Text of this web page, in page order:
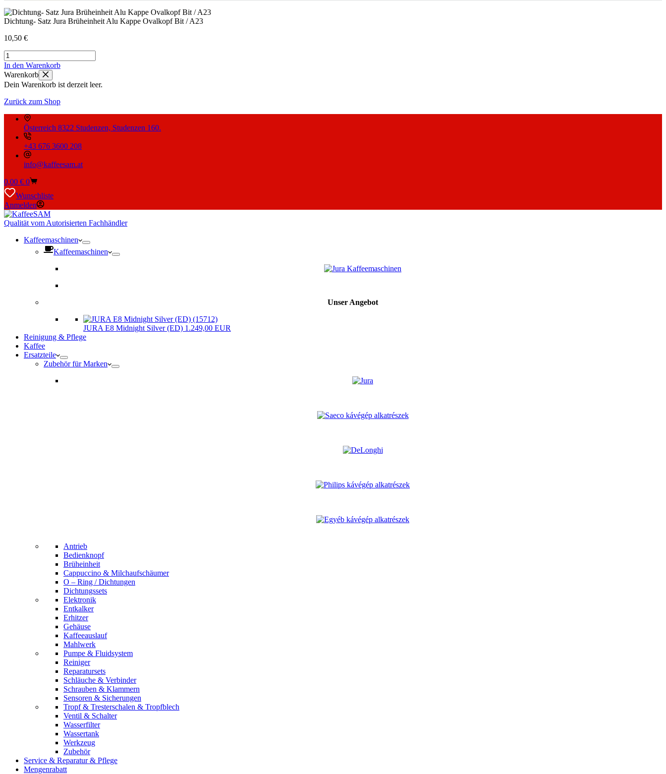
Dichtung- Satz Jura Brüheinheit Alu Kappe Ovalkopf Bit / A23
10,50 €
Dichtung-
Satz
Jura
Brüheinheit
Alu
Kappe
Ovalkopf
Bit
A23
In den Warenkorb
Warenkorb
Dein Warenkorb ist derzeit leer.
Zurück zum Shop
Österreich 8322 Studenzen, Studenzen 160.
+43 676 3600 208
info@kaffeesam.at
Warenkorb
0,00 € 0
Wunschliste
Anmelden
Qualität vom Autorisierten Fachhändler
Kaffeemaschinen
Kaffeemaschinen
Unser Angebot
JURA E8 Midnight Silver (ED) 1.249,00 EUR
Reinigung & Pflege
Kaffee
Ersatzteile
Zubehör für Marken
Antrieb
Bedienknopf
Brüheinheit
Cappuccino & Milchaufschäumer
O – Ring / Dichtungen
Dichtungssets
Elektronik
Entkalker
Erhitzer
Gehäuse
Kaffeeauslauf
Mahlwerk
Pumpe & Fluidsystem
Reiniger
Reparatursets
Schläuche & Verbinder
Schrauben & Klammern
Sensoren & Sicherungen
Tropf & Tresterschalen & Tropfblech
Ventil & Schalter
Wasserfilter
Wassertank
Werkzeug
Zubehör
Service & Reparatur & Pflege
Mengenrabatt